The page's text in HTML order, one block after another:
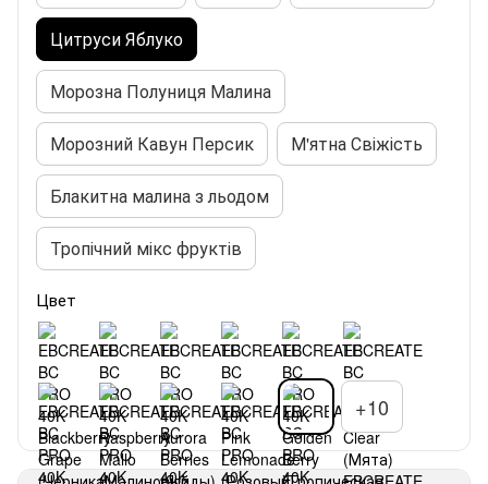
Цитруси Яблуко
Морозна Полуниця Малина
Морозний Кавун Персик М'ятна Свіжість
Блакитна малина з льодом
Тропічний мікс фруктів
Цвет
+10